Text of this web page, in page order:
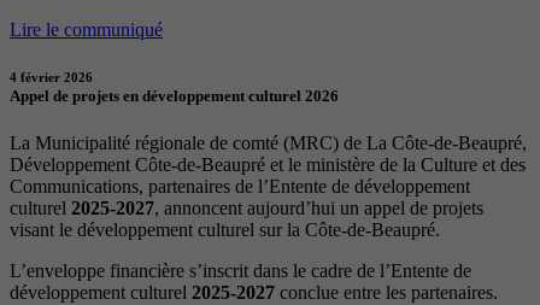
Lire le communiqué
4 février 2026
Appel de projets en développement culturel 2026
La Municipalité régionale de comté (MRC) de La Côte-de-Beaupré,
Développement Côte-de-Beaupré et le ministère de la Culture et des
Communications, partenaires de l’Entente de développement
culturel 2025-2027, annoncent aujourd’hui un appel de projets
visant le développement culturel sur la Côte-de-Beaupré.
L’enveloppe financière s’inscrit dans le cadre de l’Entente de
développement culturel 2025-2027 conclue entre les partenaires.